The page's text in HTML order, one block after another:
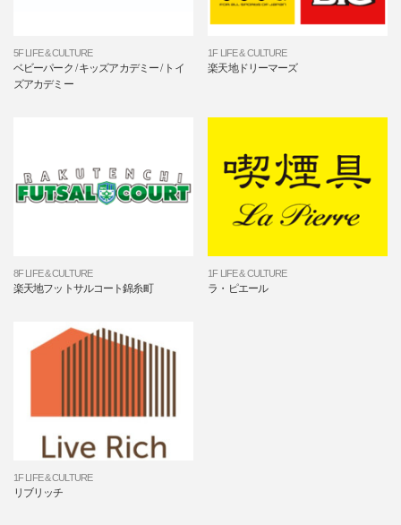
5F LIFE & CULTURE
ベビーパーク / キッズアカデミー / トイ
ズアカデミー
1F LIFE & CULTURE
楽天地ドリーマーズ
8F LIFE & CULTURE
楽天地フットサルコート錦糸町
1F LIFE & CULTURE
ラ・ピエール
1F LIFE & CULTURE
リブリッチ